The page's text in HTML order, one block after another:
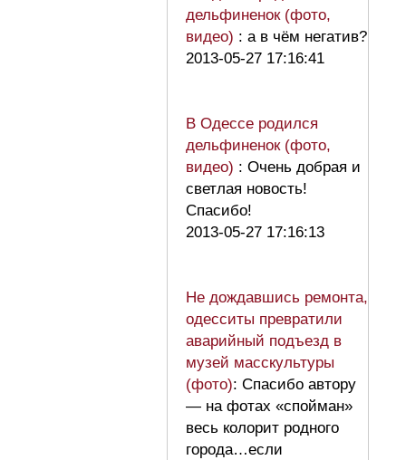
дельфиненок (фото,
видео) : а в чём негатив?
2013-05-27 17:16:41
В Одессе родился
дельфиненок (фото,
видео) : Очень добрая и
светлая новость!
Спасибо!
2013-05-27 17:16:13
Не дождавшись ремонта,
одесситы превратили
аварийный подъезд в
музей масскультуры
(фото): Спасибо автору
— на фотах «спойман»
весь колорит родного
города…если